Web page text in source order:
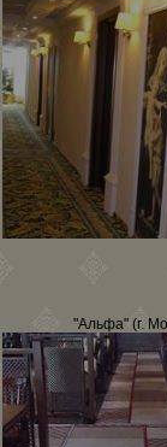
"Альфа" (г.